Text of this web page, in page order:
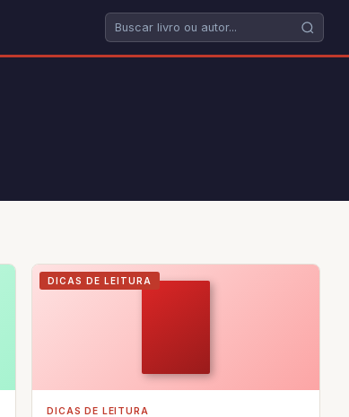
DICAS DE LEITURA
DICAS DE LEITURA